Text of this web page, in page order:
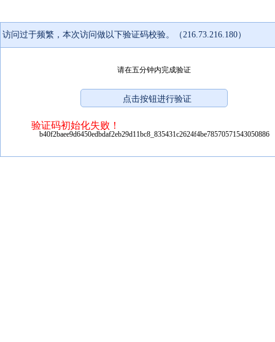
访问过于频繁，本次访问做以下验证码校验。（216.73.216.180）
请在五分钟内完成验证
验证码初始化失败！
b40f2baee9d6450edbdaf2eb29d11bc8_835431c2624f4be78570571543050886